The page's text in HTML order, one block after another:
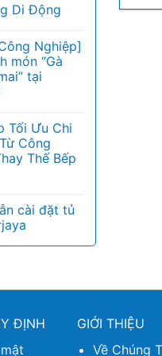
Di Động
Nghiệp]
món “Gà
tại
Tối Ưu Chi
Công
Thế Bếp
cài đặt tủ
ĐỊNH
GIỚI THIỆU
Về Chúng